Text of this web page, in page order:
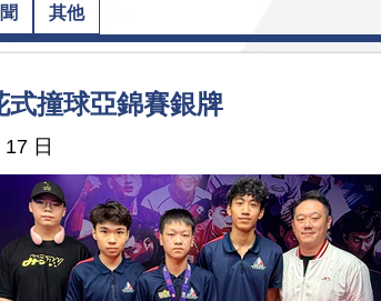
其他
式撞球亞錦賽銀牌
日